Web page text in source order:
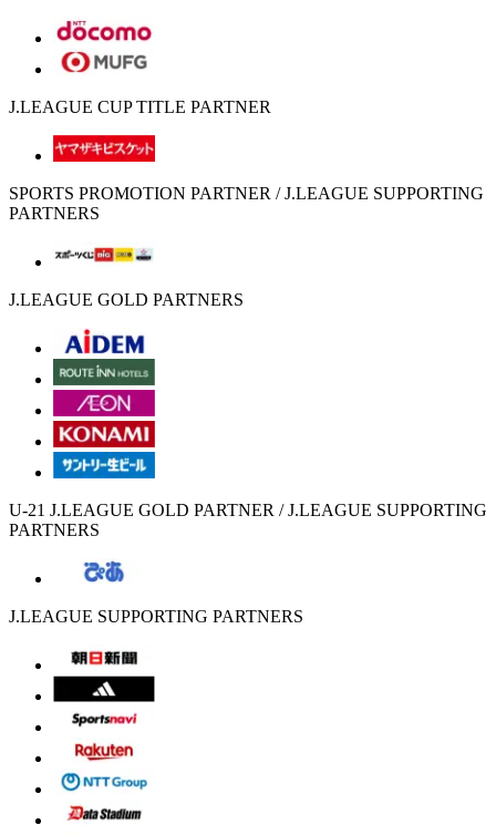
J.LEAGUE CUP TITLE PARTNER
SPORTS PROMOTION PARTNER / J.LEAGUE SUPPORTING
PARTNERS
J.LEAGUE GOLD PARTNERS
U-21 J.LEAGUE GOLD PARTNER / J.LEAGUE SUPPORTING
PARTNERS
J.LEAGUE SUPPORTING PARTNERS